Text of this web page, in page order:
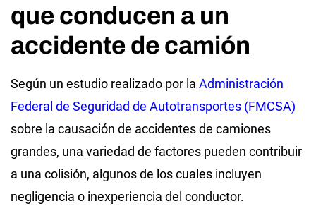
que conducen a un
accidente de camión
Según un estudio realizado por la Administración
Federal de Seguridad de Autotransportes (FMCSA)
sobre la causación de accidentes de camiones
grandes, una variedad de factores pueden contribuir
a una colisión, algunos de los cuales incluyen
negligencia o inexperiencia del conductor.